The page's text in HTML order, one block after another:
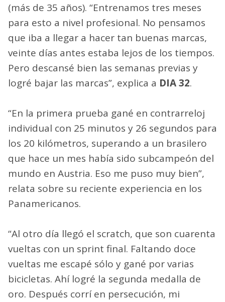
(más de 35 años). “Entrenamos tres meses
para esto a nivel profesional. No pensamos
que iba a llegar a hacer tan buenas marcas,
veinte días antes estaba lejos de los tiempos.
Pero descansé bien las semanas previas y
logré bajar las marcas”, explica a DIA 32.
“En la primera prueba gané en contrarreloj
individual con 25 minutos y 26 segundos para
los 20 kilómetros, superando a un brasilero
que hace un mes había sido subcampeón del
mundo en Austria. Eso me puso muy bien”,
relata sobre su reciente experiencia en los
Panamericanos.
“Al otro día llegó el scratch, que son cuarenta
vueltas con un sprint final. Faltando doce
vueltas me escapé sólo y gané por varias
bicicletas. Ahí logré la segunda medalla de
oro. Después corrí en persecución, mi